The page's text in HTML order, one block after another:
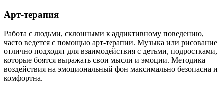
Арт-терапия
Работа с людьми, склонными к аддиктивному поведению,
часто ведется с помощью арт-терапии. Музыка или рисование
отлично подходят для взаимодействия с детьми, подростками,
которые боятся выражать свои мысли и эмоции. Методика
воздействия на эмоциональный фон максимально безопасна и
комфортна.